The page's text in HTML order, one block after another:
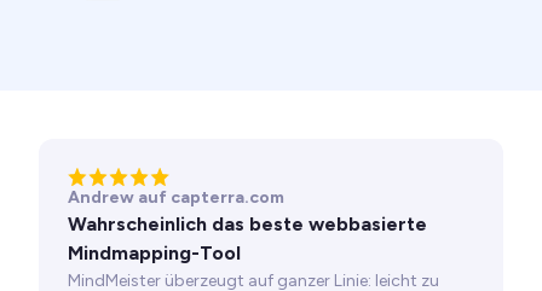
Andrew auf capterra.com
Wahrscheinlich das beste webbasierte
Mindmapping-Tool
MindMeister überzeugt auf ganzer Linie: leicht zu